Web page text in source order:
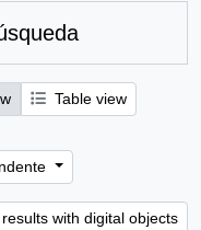
Table view
with digital objects